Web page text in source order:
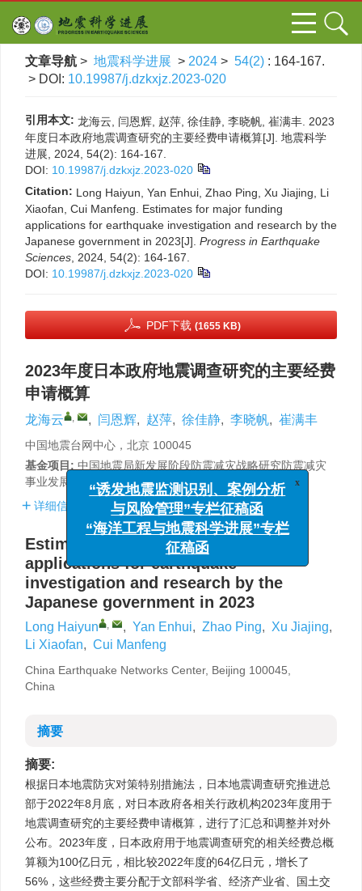
文章导航 > 地震科学进展 > 2024 > 54(2) : 164-167.
> DOI: 10.19987/j.dzkxjz.2023-020
引用本文: 龙海云, 闫恩辉, 赵萍, 徐佳静, 李晓帆, 崔满丰. 2023
年度日本政府地震调查研究的主要经费申请概算[J]. 地震科学
进展, 2024, 54(2): 164-167.
DOI: 10.19987/j.dzkxjz.2023-020
Citation: Long Haiyun, Yan Enhui, Zhao Ping, Xu Jiajing, Li
Xiaofan, Cui Manfeng. Estimates for major funding
applications for earthquake investigation and research by the
Japanese government in 2023[J]. Progress in Earthquake
Sciences , 2024, 54(2): 164-167.
DOI: 10.19987/j.dzkxjz.2023-020
PDF下载 (1655 KB)
2023年度日本政府地震调查研究的主要经费
申请概算
龙海云 , , 闫恩辉, 赵萍, 徐佳静, 李晓帆, 崔满丰
中国地震台网中心，北京 100045
基金项目: 中国地震局新发展阶段防震减灾战略研究防震减灾
事业发展目标指标研究项目（ZLKT01-06）资助。
详细信息
Estimates for major funding
applications for earthquake
investigation and research by the
Japanese government in 2023
Long Haiyun , , Yan Enhui, Zhao Ping, Xu Jiajing,
Li Xiaofan, Cui Manfeng
China Earthquake Networks Center, Beijing 100045,
China
摘要
摘要:
根据日本地震防灾对策特别措施法，日本地震调查研究推进总
部于2022年8月底，对日本政府各相关行政机构2023年度用于
地震调查研究的主要经费申请概算，进行了汇总和调整并对外
公布。2023年度，日本政府用于地震调查研究的相关经费总概
算额为100亿日元，相比较2022年度的64亿日元，增长了
56%，这些经费主要分配于文部科学省、经济产业省、国土交
“诱发地震监测识别、案例分析
与风险管理”专栏征稿函
“海洋工程与地震科学进展”专栏
征稿函